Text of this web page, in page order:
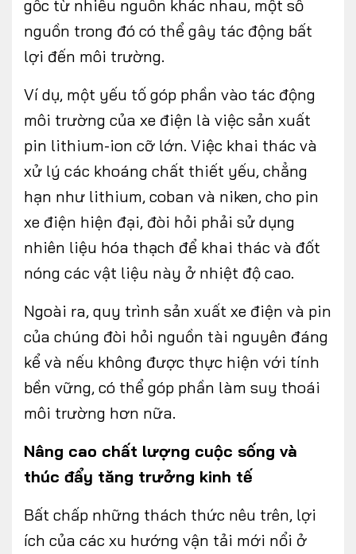
gốc từ nhiều nguồn khác nhau, một số
nguồn trong đó có thể gây tác động bất
lợi đến môi trường.
Ví dụ, một yếu tố góp phần vào tác động
môi trường của xe điện là việc sản xuất
pin lithium-ion cỡ lớn. Việc khai thác và
xử lý các khoáng chất thiết yếu, chẳng
hạn như lithium, coban và niken, cho pin
xe điện hiện đại, đòi hỏi phải sử dụng
nhiên liệu hóa thạch để khai thác và đốt
nóng các vật liệu này ở nhiệt độ cao.
Ngoài ra, quy trình sản xuất xe điện và pin
của chúng đòi hỏi nguồn tài nguyên đáng
kể và nếu không được thực hiện với tính
bền vững, có thể góp phần làm suy thoái
môi trường hơn nữa.
Nâng cao chất lượng cuộc sống và
thúc đẩy tăng trưởng kinh tế
Bất chấp những thách thức nêu trên, lợi
ích của các xu hướng vận tải mới nổi ở